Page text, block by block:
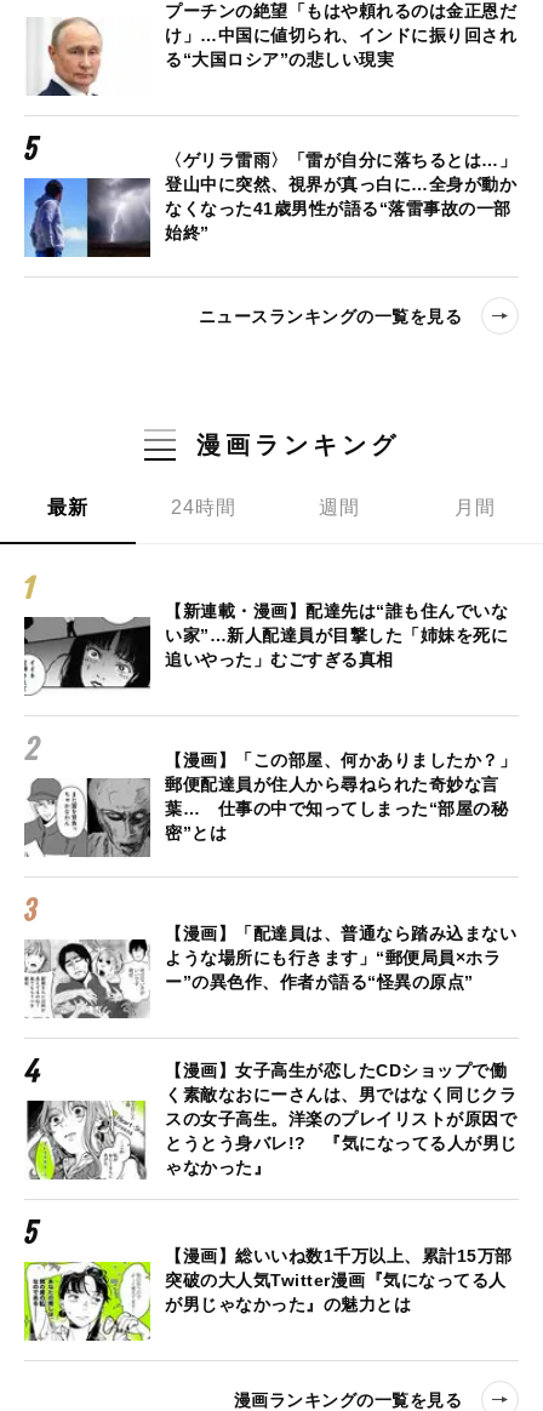
プーチンの絶望「もはや頼れるのは金正恩だ
け」…中国に値切られ、インドに振り回され
る“大国ロシア”の悲しい現実
〈ゲリラ雷雨〉「雷が自分に落ちるとは…」
登山中に突然、視界が真っ白に…全身が動か
なくなった41歳男性が語る“落雷事故の一部
始終”
ニュースランキングの一覧を見る
漫画ランキング
最新 24時間 週間 月間
【新連載・漫画】配達先は“誰も住んでいな
い家”…新人配達員が目撃した「姉妹を死に
追いやった」むごすぎる真相
【漫画】「この部屋、何かありましたか？」
郵便配達員が住人から尋ねられた奇妙な言
葉… 仕事の中で知ってしまった“部屋の秘
密”とは
【漫画】「配達員は、普通なら踏み込まない
ような場所にも行きます」“郵便局員×ホラ
ー”の異色作、作者が語る“怪異の原点”
【漫画】女子高生が恋したCDショップで働
く素敵なおにーさんは、男ではなく同じクラ
スの女子高生。洋楽のプレイリストが原因で
とうとう身バレ!? 『気になってる人が男じ
ゃなかった』
【漫画】総いいね数1千万以上、累計15万部
突破の大人気Twitter漫画『気になってる人
が男じゃなかった』の魅力とは
漫画ランキングの一覧を見る